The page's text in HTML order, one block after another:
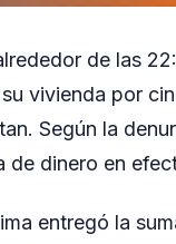
de las
vivienda por
Según la
de dinero en
entregó la